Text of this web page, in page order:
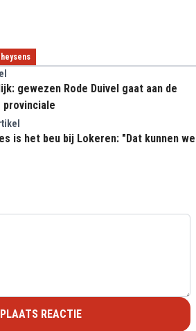
gewezen Rode Duivel gaat aan de
provinciale
is het beu bij Lokeren: "Dat kunnen we
PLAATS REACTIE